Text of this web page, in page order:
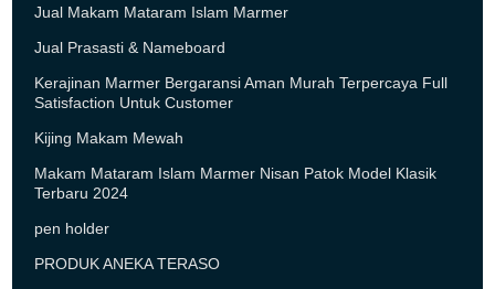
Jual Makam Mataram Islam Marmer
Jual Prasasti & Nameboard
Kerajinan Marmer Bergaransi Aman Murah Terpercaya Full
Satisfaction Untuk Customer
Kijing Makam Mewah
Makam Mataram Islam Marmer Nisan Patok Model Klasik
Terbaru 2024
pen holder
PRODUK ANEKA TERASO